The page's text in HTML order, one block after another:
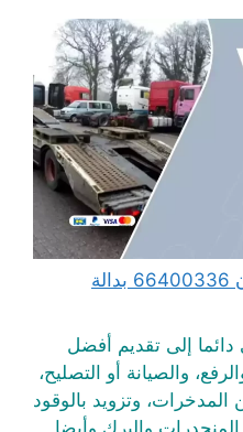
ونش كرين سطحة ام الهيمان 66400336 بدالة
إلى تقديم أفضل
والصيانة أو التصليح،
وتزويد بالوقود
والبرك وأيضا